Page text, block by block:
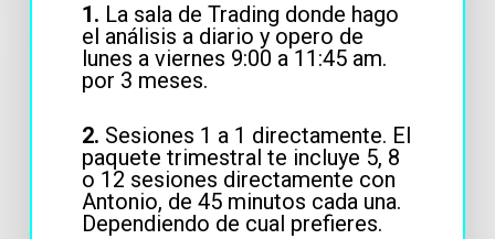
1. La sala de Trading donde hago
el análisis a diario y opero de
lunes a viernes 9:00 a 11:45 am.
por 3 meses.
2. Sesiones 1 a 1 directamente. El
paquete trimestral te incluye 5, 8
o 12 sesiones directamente con
Antonio, de 45 minutos cada una.
Dependiendo de cual prefieres.